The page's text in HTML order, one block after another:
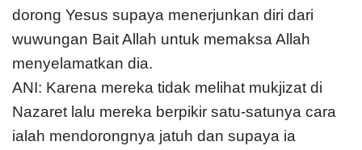
dorong Yesus supaya menerjunkan diri dari
wuwungan Bait Allah untuk memaksa Allah
menyelamatkan dia.
ANI: Karena mereka tidak melihat mukjizat di
Nazaret lalu mereka berpikir satu-satunya cara
ialah mendorongnya jatuh dan supaya ia